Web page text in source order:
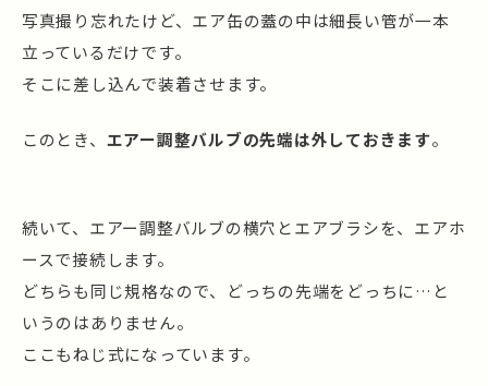
写真撮り忘れたけど、エア缶の蓋の中は細長い管が一本
立っているだけです。
そこに差し込んで装着させます。
このとき、 エアー調整バルブの先端は外しておきます。
続いて、エアー調整バルブの横穴とエアブラシを、エアホ
ースで接続します。
どちらも同じ規格なので、どっちの先端をどっちに…と
いうのはありません。
ここもねじ式になっています。